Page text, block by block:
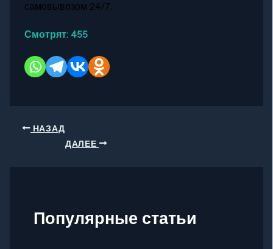
самовывозом 24/7.
Смотрят: 455
НАЗАД
ДАЛЕЕ
Популярные статьи